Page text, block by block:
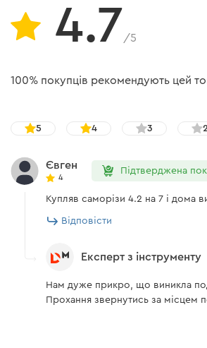
4.7/5
100% покупців рекомендують цей
5 4 3 2
Євген
4
Підтверджена
Купляв саморізи 4.2 на 7 і дома
Відповісти
Експерт з інструменту
Нам дуже прикро, що виникла
Прохання звернутись за місцем